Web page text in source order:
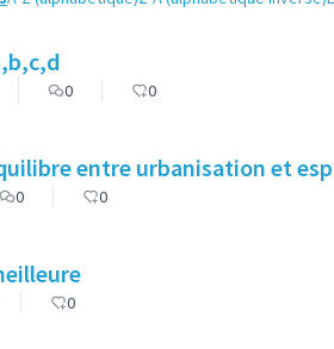
0 0
entre urbanisation et
0 0
0